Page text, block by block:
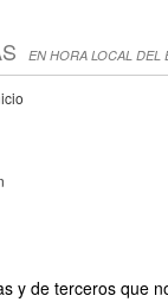
y de terceros que
EN HORA LOCAL DEL